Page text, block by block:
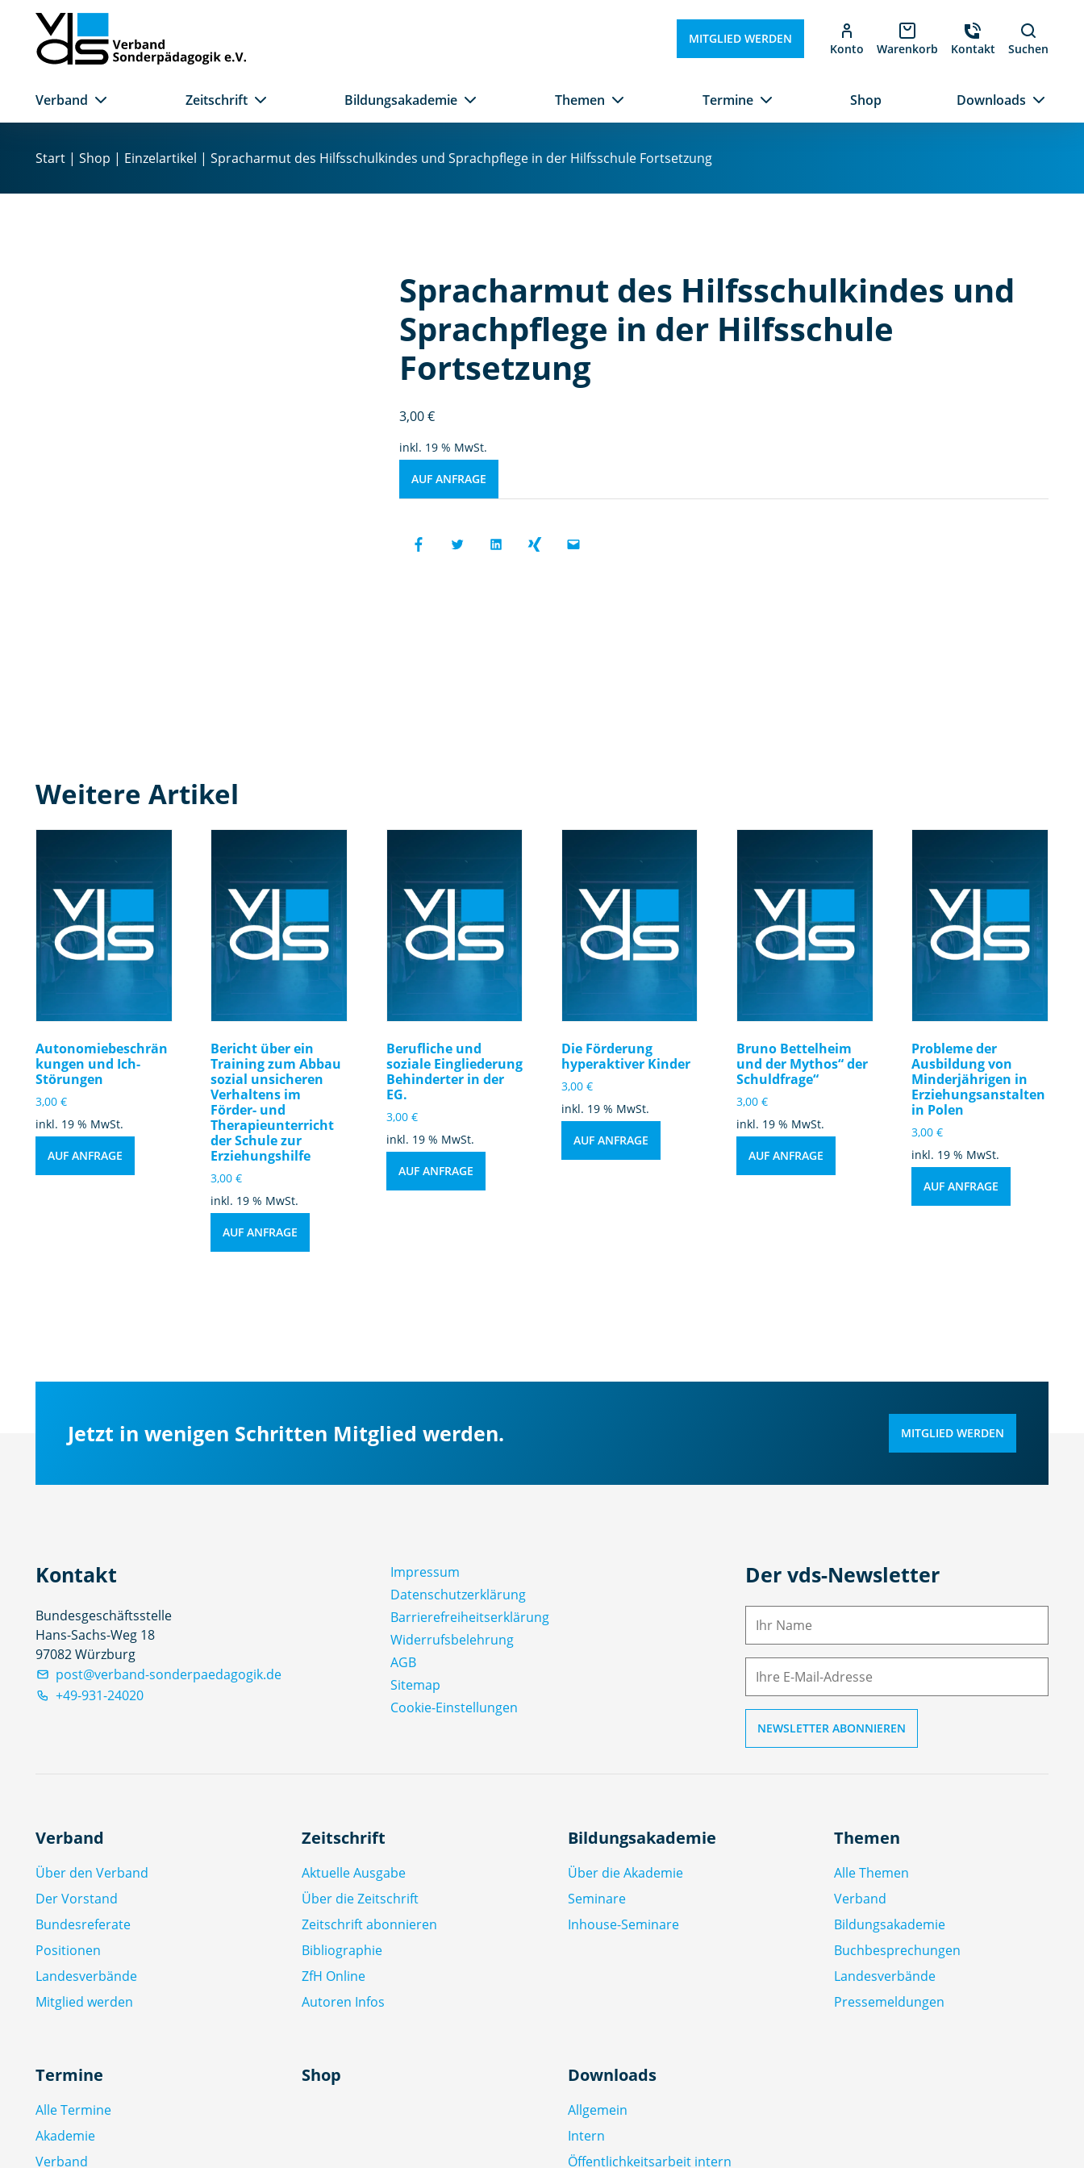
I
MITGLIED WERDEN
Konto Warenkorb Kontakt Suchen
Verband Zeitschrift Bildungsakademie Themen Termine Shop Downloads
Start | Shop | Einzelartikel | Spracharmut des Hilfsschulkindes und Sprachpflege in der Hilfsschule Fortsetzung
Spracharmut des Hilfsschulkindes und
Sprachpflege in der Hilfsschule
Fortsetzung
3,00€
inkl. 19 % MwSt.
AUF ANFRAGE
Weitere Artikel
Autonomiebeschrän
kungen und Ich-
Störungen
3,00 €
inkl. 19 % MwSt.
AUF ANFRAGE
Bericht über ein
Training zum Abbau
sozial unsicheren
Verhaltens im
Förder- und
Therapieunterricht
der Schule zur
Erziehungshilfe
3,00€
inkl. 19 % MwSt.
AUF ANFRAGE
Berufliche und
soziale Eingliederung
Behinderter in der
EG.
3,00 €
inkl. 19 % MwSt.
AUF ANFRAGE
Die Förderung
hyperaktiver Kinder
3,00 €
inkl. 19 % MwSt.
AUF ANFRAGE
Bruno Bettelheim
und der Mythos“ der
Schuldfrage“
3,00€
inkl. 19 % MwSt.
AUF ANFRAGE
Probleme der
Ausbildung von
Minderjährigen in
Erziehungsanstalten
in Polen
3,00€
inkl. 19 % MwSt.
AUF ANFRAGE
Jetzt in wenigen Schritten Mitglied werden. MITGLIED WERDEN
Kontakt
Bundesgeschäftsstelle
Hans-Sachs-Weg 18
97082 Würzburg
post@verband-sonderpaedagogik.de
+49-931-24020
Impressum
Datenschutz­erklärung
Barrierefreiheitserklärung
Widerrufsbelehrung
AGB
Sitemap
Cookie-Einstellungen
Der vds-Newsletter
N
M
Verband
Über den Verband
Der Vorstand
Bundesreferate
Positionen
Landesverbände
Mitglied werden
Zeitschrift
Aktuelle Ausgabe
Über die Zeitschrift
Zeitschrift abonnieren
Bibliographie
ZfH Online
Autoren Infos
Bildungsakademie
Über die Akademie
Seminare
Inhouse-Seminare
Themen
Alle Themen
Verband
Bildungsakademie
Buchbesprechungen
Landesverbände
Pressemeldungen
Termine
Alle Termine
Akademie
Verband
Shop Downloads
Allgemein
Intern
Öffentlichkeitsarbeit intern